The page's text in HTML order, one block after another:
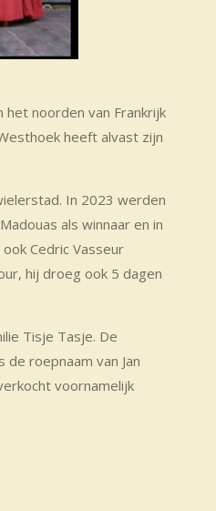
het noorden van Frankrijk
heeft alvast zijn
In 2023 werden
als winnaar en in
Cedric Vasseur
hij droeg ook 5 dagen
Tisje Tasje. De
roepnaam van Jan
voornamelijk